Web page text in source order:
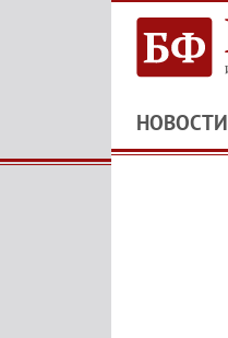
НОВОСТИ